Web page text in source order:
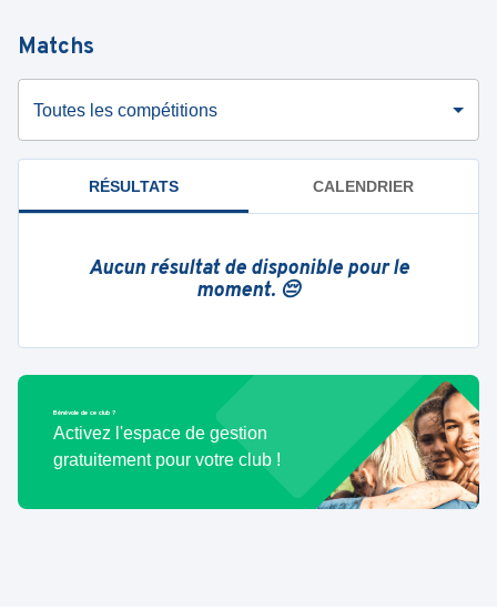
Matchs
Toutes les compétitions
RÉSULTATS CALENDRIER
Aucun résultat de disponible pour le
moment. 😔
Bénévole de ce club ?
Activez l'espace de gestion
gratuitement pour votre club !